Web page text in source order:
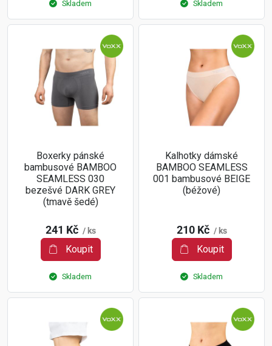
Skladem Skladem
Boxerky pánské
bambusové BAMBOO
SEAMLESS 030
bezešvé DARK GREY
(tmavě šedé)
241 Kč / ks
Koupit
Skladem
Kalhotky dámské
BAMBOO SEAMLESS
001 bambusové BEIGE
(béžové)
210 Kč / ks
Koupit
Skladem